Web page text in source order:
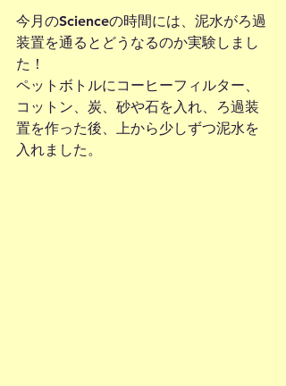
今月のScienceの時間には、泥水がろ過
装置を通るとどうなるのか実験しまし
た！
ペットボトルにコーヒーフィルター、
コットン、炭、砂や石を入れ、ろ過装
置を作った後、上から少しずつ泥水を
入れました。